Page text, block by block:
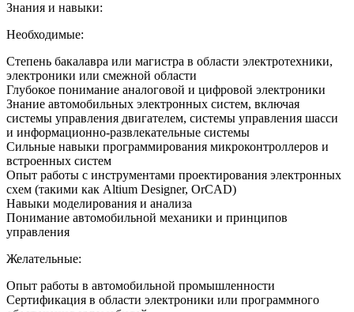
Знания и навыки:
Необходимые:
Степень бакалавра или магистра в области электротехники,
электроники или смежной области
Глубокое понимание аналоговой и цифровой электроники
Знание автомобильных электронных систем, включая
системы управления двигателем, системы управления шасси
и информационно-развлекательные системы
Сильные навыки программирования микроконтроллеров и
встроенных систем
Опыт работы с инструментами проектирования электронных
схем (такими как Altium Designer, OrCAD)
Навыки моделирования и анализа
Понимание автомобильной механики и принципов
управления
Желательные:
Опыт работы в автомобильной промышленности
Сертификация в области электроники или программного